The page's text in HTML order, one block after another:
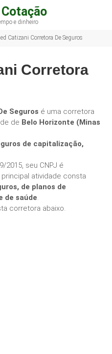
Cotação
e dinheiro
Catizani Corretora De Seguros
Corretora
Seguros é uma corretora
de Belo Horizonte (Minas
de capitalização,
2015, seu CNPJ é
atividade consta
de planos de
de saúde.
corretora abaixo.